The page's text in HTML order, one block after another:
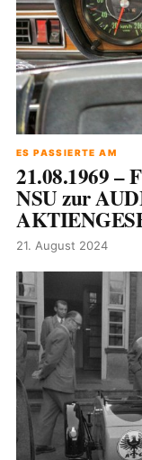
ES PASSIERTE AM
21.08.1969 –
NSU zur
21. August 2024